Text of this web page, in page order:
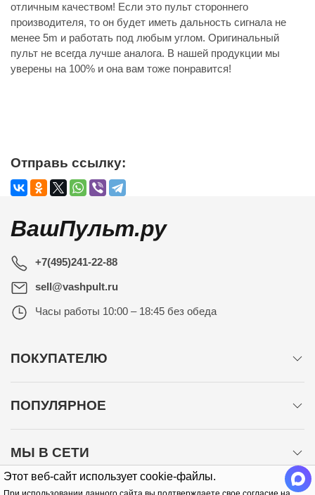
Этот веб-сайт использует cookie-файлы.
отличным качеством! Если это пульт стороннего
производителя, то он будет иметь дальность сигнала не
менее 5m и работать под любым углом. Оригинальный
пульт не всегда лучше аналога. В нашей продукции мы
уверены на 100% и она вам тоже понравится!
Отправь ссылку:
ВашПульт.ру
+7(495)241-22-88
sell@vashpult.ru
Часы работы 10:00 – 18:45 без обеда
ПОКУПАТЕЛЮ
ПОПУЛЯРНОЕ
МЫ В СЕТИ